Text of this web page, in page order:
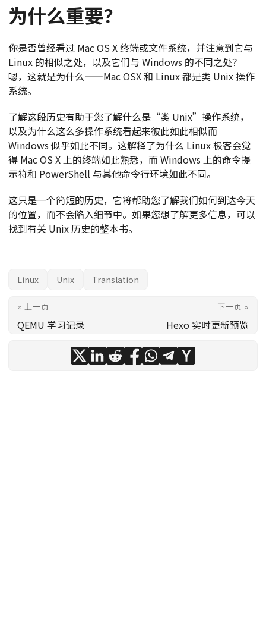
为什么重要？
你是否曾经看过 Mac OS X 终端或文件系统，并注意到它与
Linux 的相似之处，以及它们与 Windows 的不同之处？
嗯，这就是为什么——Mac OSX 和 Linux 都是类 Unix 操作
系统。
了解这段历史有助于您了解什么是“类 Unix”操作系统，
以及为什么这么多操作系统看起来彼此如此相似而
Windows 似乎如此不同。这解释了为什么 Linux 极客会觉
得 Mac OS X 上的终端如此熟悉，而 Windows 上的命令提
示符和 PowerShell 与其他命令行环境如此不同。
这只是一个简短的历史，它将帮助您了解我们如何到达今天
的位置，而不会陷入细节中。如果您想了解更多信息，可以
找到有关 Unix 历史的整本书。
Linux Unix Translation
« 上一页
QEMU 学习记录
下一页 »
Hexo 实时更新预览